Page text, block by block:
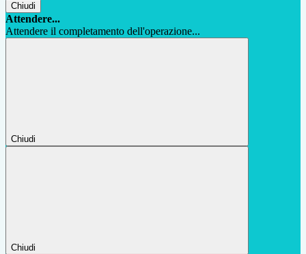
Chiudi
Attendere...
Attendere il completamento dell'operazione...
Chiudi
Chiudi